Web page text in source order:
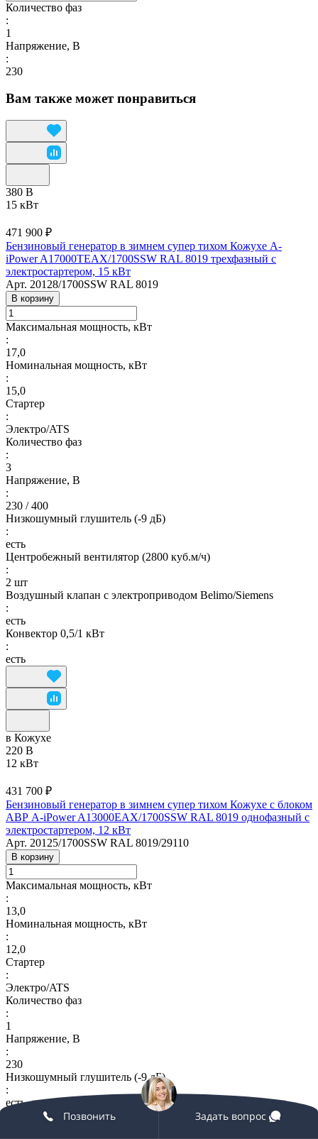
Количество фаз
:
1
Напряжение, В
:
230
Вам также может понравиться
380 В
15 кВт
471 900 ₽
Бензиновый генератор в зимнем супер тихом Кожухе A-
iPower A17000TEAX/1700SSW RAL 8019 трехфазный с
электростартером, 15 кВт
Арт. 20128/1700SSW RAL 8019
В корзину
Максимальная мощность, кВт
:
17,0
Номинальная мощность, кВт
:
15,0
Стартер
:
Электро/ATS
Количество фаз
:
3
Напряжение, В
:
230 / 400
Низкошумный глушитель (-9 дБ)
:
есть
Центробежный вентилятор (2800 куб.м/ч)
:
2 шт
Воздушный клапан с электроприводом Belimo/Siemens
:
есть
Конвектор 0,5/1 кВт
:
есть
в Кожухе
220 В
12 кВт
431 700 ₽
Бензиновый генератор в зимнем супер тихом Кожухе с блоком
АВР A-iPower A13000EAX/1700SSW RAL 8019 однофазный с
электростартером, 12 кВт
Арт. 20125/1700SSW RAL 8019/29110
В корзину
Максимальная мощность, кВт
:
13,0
Номинальная мощность, кВт
:
12,0
Стартер
:
Электро/ATS
Количество фаз
:
1
Напряжение, В
:
230
Низкошумный глушитель (-9 дБ)
:
есть
Центробежный вентилятор (2800 куб.м/ч)
Позвонить Задать вопрос